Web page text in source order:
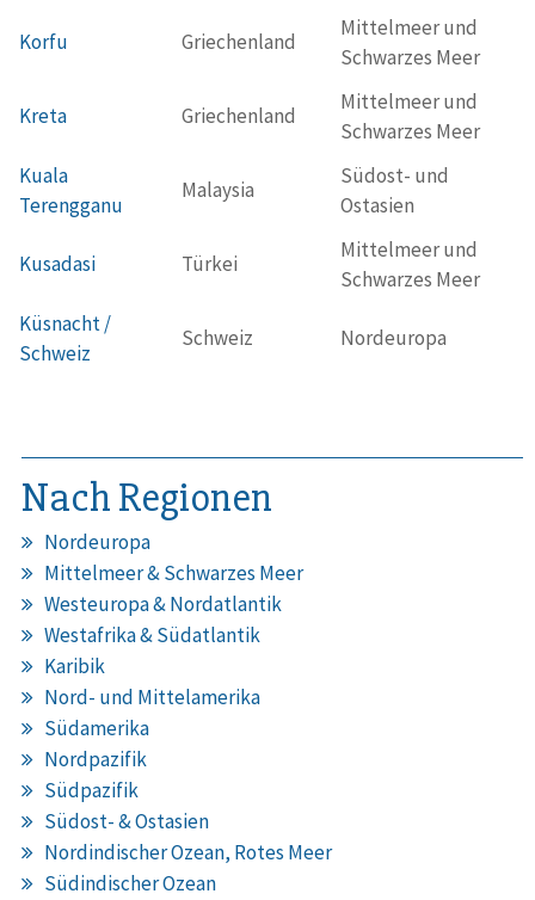
Korfu Griechenland
Mittelmeer und
Schwarzes Meer
Kreta Griechenland
Mittelmeer und
Schwarzes Meer
Kuala
Terengganu
Malaysia
Südost- und
Ostasien
Kusadasi Türkei
Mittelmeer und
Schwarzes Meer
Küsnacht /
Schweiz
Schweiz Nordeuropa
Nach Regionen
Nordeuropa
Mittelmeer & Schwarzes Meer
Westeuropa & Nordatlantik
Westafrika & Südatlantik
Karibik
Nord- und Mittelamerika
Südamerika
Nordpazifik
Südpazifik
Südost- & Ostasien
Nordindischer Ozean, Rotes Meer
Südindischer Ozean